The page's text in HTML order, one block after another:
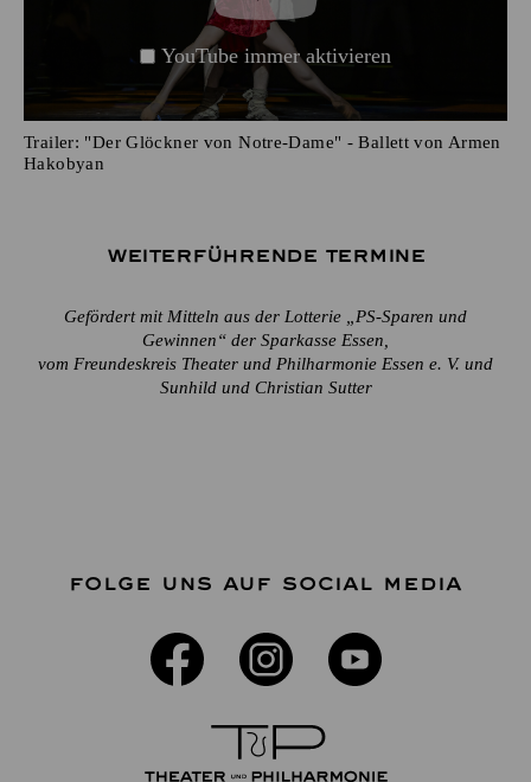
YouTube immer aktivieren
Trailer: "Der Glöckner von Notre-Dame" - Ballett von Armen
Hakobyan
Weiterführende Termine
Gefördert mit Mitteln aus der Lotterie „PS-Sparen und
Gewinnen“ der Sparkasse Essen,
vom Freundeskreis Theater und Philharmonie Essen e. V. und
Sunhild und Christian Sutter
FOLGE UNS AUF SOCIAL MEDIA